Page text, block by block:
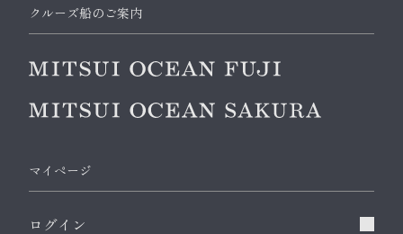
クルーズ船のご案内
マイページ
ログイン